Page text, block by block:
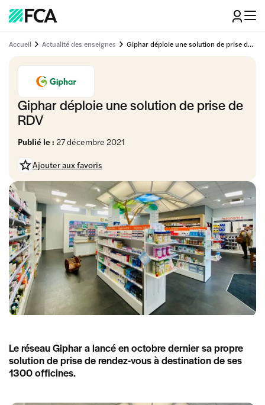
Accueil Actualité des enseignes Giphar déploie une solution de prise de RDV
Giphar déploie une solution de prise de
RDV
Publié le : 27 décembre 2021
Ajouter aux favoris
Le réseau Giphar a lancé en octobre dernier sa propre
solution de prise de rendez-vous à destination de ses
1300 officines.